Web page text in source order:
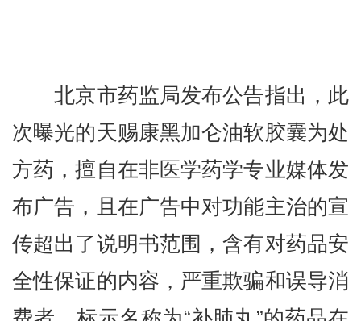
北京市药监局发布公告指出，此
次曝光的天赐康黑加仑油软胶囊为处
方药，擅自在非医学药学专业媒体发
布广告，且在广告中对功能主治的宣
传超出了说明书范围，含有对药品安
全性保证的内容，严重欺骗和误导消